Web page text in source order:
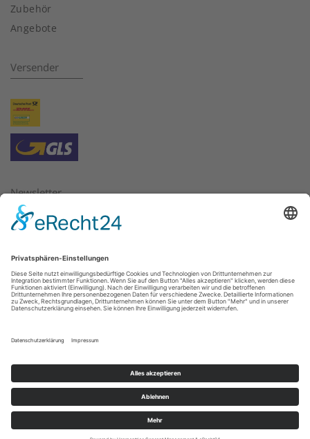
Zubehör
Angebote
Versender
Newsletter
Bitte geben Sie hier die E-Mail Adresse ein, für die Sie
E-Mail:*
Weiter
CopyrightTradino GbR2016.